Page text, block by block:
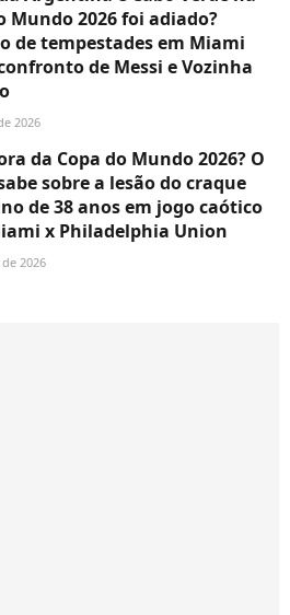
Mundo 2026 foi adiado?
de tempestades em Miami
de Messi e Vozinha
2026
da Copa do Mundo 2026? O
sobre a lesão do craque
de 38 anos em jogo caótico
x Philadelphia Union
2026